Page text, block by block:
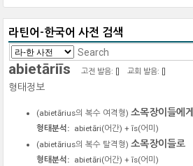
라틴어-한국어 사전 검색
abietāriīs 고전 발음: [] 교회 발음: []
형태정보
(abietārius의 복수 여격형)소목장이들에게
형태분석: abietāri(어간) +īs(어미)
(abietārius의 복수 탈격형)소목장이들로
형태분석: abietāri(어간) +īs(어미)